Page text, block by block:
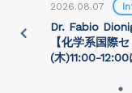
2026.08.07
Dr. Fabio
【化学系国際
(⽊)11:00-